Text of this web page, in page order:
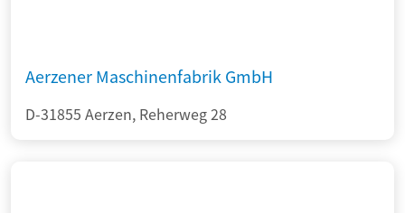
Aerzener Maschinenfabrik GmbH
D-31855 Aerzen, Reherweg 28